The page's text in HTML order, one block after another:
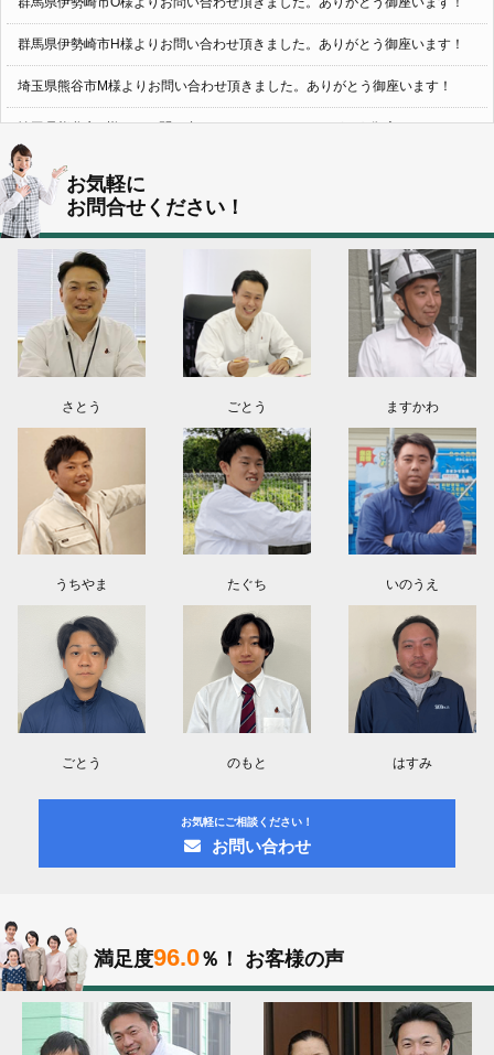
群馬県伊勢崎市H様よりお問い合わせ頂きました。ありがとう御座います！
埼玉県熊谷市M様よりお問い合わせ頂きました。ありがとう御座います！
埼玉県熊谷市S様よりお問い合わせ頂きました。ありがとう御座います！
群馬県伊勢崎市K様よりお問い合わせ頂きました。ありがとう御座います！
東京都葛飾区N様よりお問い合わせ頂きました。ありがとう御座います！
2026.08.03
神奈川県川崎市A様よりお問い合わせ頂きました。ありがとう御座います！
群馬県高崎市E様よりお問い合わせ頂きました。ありがとう御座います！
2026.08.02
東京都練馬区K様よりお問い合わせ頂きました。ありがとう御座います！
お気軽に
お問合せください！
さとう ごとう ますかわ
うちやま たぐち いのうえ
ごとう のもと はすみ
お気軽にご相談ください！
お問い合わせ
満足度96.0％！ お客様の声